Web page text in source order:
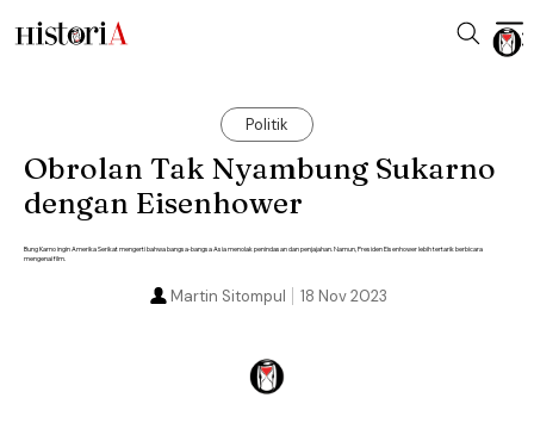
Politik
Obrolan Tak Nyambung Sukarno
dengan Eisenhower
Bung Karno ingin Amerika Serikat mengerti bahwa bangsa-bangsa Asia menolak penindasan dan penjajahan. Namun, Presiden Eisenhower lebih tertarik berbicara
mengenai film.
18 Nov 2023
Martin Sitompul